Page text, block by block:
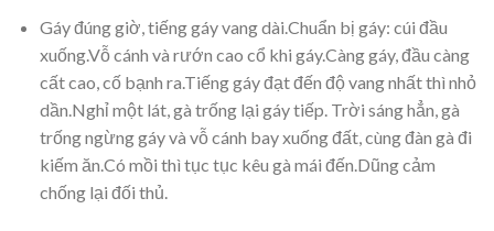
Gáy đúng giờ, tiếng gáy vang dài.Chuẩn bị gáy: cúi đầu
xuống.Vỗ cánh và rướn cao cổ khi gáy.Càng gáy, đầu càng
cất cao, cố bạnh ra.Tiếng gáy đạt đến độ vang nhất thì nhỏ
dần.Nghỉ một lát, gà trống lại gáy tiếp. Trời sáng hẳn, gà
trống ngừng gáy và vỗ cánh bay xuống đất, cùng đàn gà đi
kiếm ăn.Có mồi thì tục tục kêu gà mái đến.Dũng cảm
chống lại đối thủ.